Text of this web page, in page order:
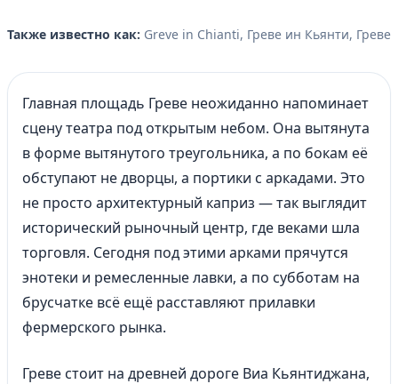
Также известно как: Greve in Chianti, Греве ин Кьянти, Греве
Главная площадь Греве неожиданно напоминает
сцену театра под открытым небом. Она вытянута
в форме вытянутого треугольника, а по бокам её
обступают не дворцы, а портики с аркадами. Это
не просто архитектурный каприз — так выглядит
исторический рыночный центр, где веками шла
торговля. Сегодня под этими арками прячутся
энотеки и ремесленные лавки, а по субботам на
брусчатке всё ещё расставляют прилавки
фермерского рынка.
Греве стоит на древней дороге Виа Кьянтиджана,